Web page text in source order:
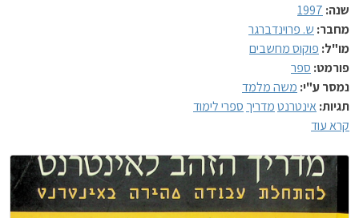
שנה: 1997
מחבר: ש. פרוינדברגר
מו"ל: פוקוס מחשבים
פורמט: ספר
נמסר ע"י: משה מלמד
תגיות: אינטרנטמדריך ספרי לימוד
קרא עוד